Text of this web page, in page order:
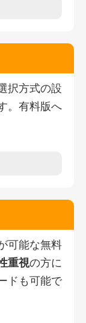
択方式の設
。有料版へ
可能な無料
重視の方に
ドも可能で